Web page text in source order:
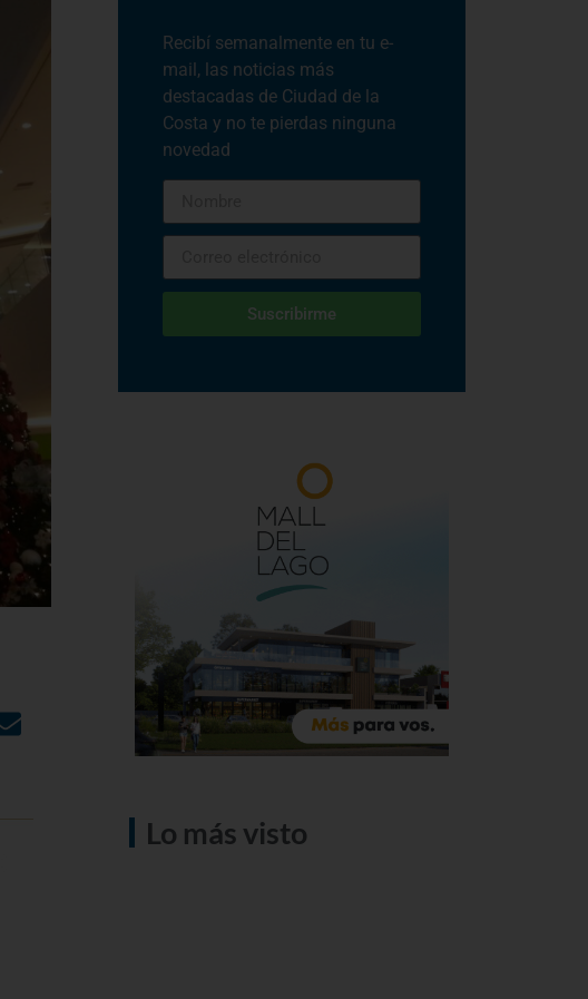
Recibí semanalmente en tu e-
mail, las noticias más
destacadas de Ciudad de la
Costa y no te pierdas ninguna
novedad
Suscribirme
Lo más visto